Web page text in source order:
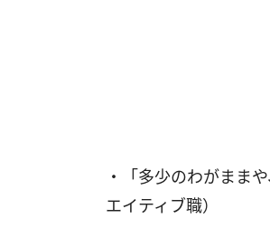
・「多少のわがまま
エイティブ職）